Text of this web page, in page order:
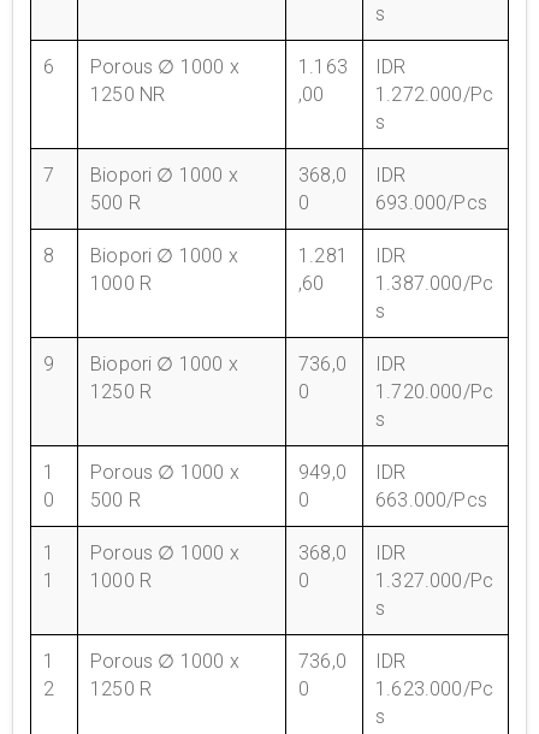
s
6
Porous ∅ 1000 x
1250 NR
1.163
,00
IDR
1.272.000/Pc
s
7
Biopori ∅ 1000 x
500 R
368,0
0
IDR
693.000/Pcs
8
Biopori ∅ 1000 x
1000 R
1.281
,60
IDR
1.387.000/Pc
s
9
Biopori ∅ 1000 x
1250 R
736,0
0
IDR
1.720.000/Pc
s
1
0
Porous ∅ 1000 x
500 R
949,0
0
IDR
663.000/Pcs
1
1
Porous ∅ 1000 x
1000 R
368,0
0
IDR
1.327.000/Pc
s
1
2
Porous ∅ 1000 x
1250 R
736,0
0
IDR
1.623.000/Pc
s